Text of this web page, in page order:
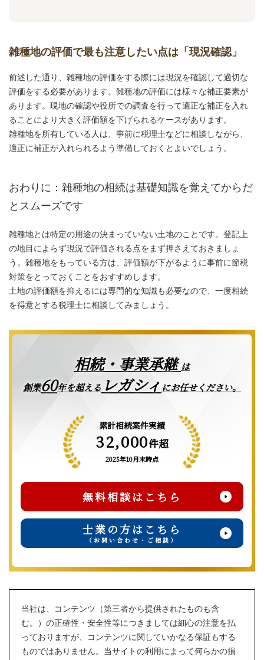
雑種地の評価で最も注意したい点は「現況確認」
前述した通り、雑種地の評価をする際には現況を確認して適切な
評価をする必要があります。雑種地の評価には様々な補正要素が
あります。現地の確認や役所での調査を行って適正な補正を入れ
ることにより大きく評価額を下げられるケースがあります。
雑種地を所有している人は、事前に税理士などに相談しながら、
適正に補正が入れられるよう準備しておくとよいでしょう。
おわりに：雑種地の相続は基礎知識を覚えてからだ
とスムーズです
雑種地とは特定の用途の決まっていない土地のことです。登記上
の地目によらず現況で評価される点をまず押さえておきましょ
う。雑種地をもっている方は、評価額が下がるように事前に節税
対策をとっておくことをおすすめします。
土地の評価額を抑えるには専門的な知識も必要なので、一度相続
を得意とする税理士に相談してみましょう。
相続・事業承継は
創業60年を超える レガシィ にお任せください。
累計相続案件実績
32,000件超
2025年10月末時点
無料相談はこちら
士業の方はこちら
（お問い合わせ・ご相談）
当社は、コンテンツ（第三者から提供されたものも含
む。）の正確性・安全性等につきましては細心の注意を払
っておりますが、コンテンツに関していかなる保証もする
ものではありません。当サイトの利用によって何らかの損